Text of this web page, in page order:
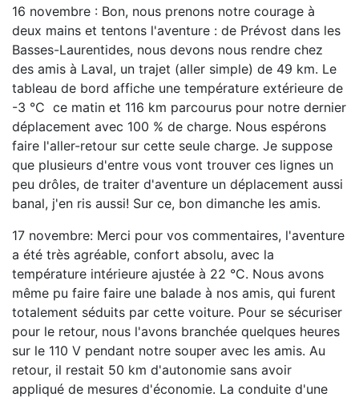
16 novembre : Bon, nous prenons notre courage à
deux mains et tentons l'aventure : de Prévost dans les
Basses-Laurentides, nous devons nous rendre chez
des amis à Laval, un trajet (aller simple) de 49 km. Le
tableau de bord affiche une température extérieure de
-3 °C ce matin et 116 km parcourus pour notre dernier
déplacement avec 100 % de charge. Nous espérons
faire l'aller-retour sur cette seule charge. Je suppose
que plusieurs d'entre vous vont trouver ces lignes un
peu drôles, de traiter d'aventure un déplacement aussi
banal, j'en ris aussi! Sur ce, bon dimanche les amis.
17 novembre: Merci pour vos commentaires, l'aventure
a été très agréable, confort absolu, avec la
température intérieure ajustée à 22 °C. Nous avons
même pu faire faire une balade à nos amis, qui furent
totalement séduits par cette voiture. Pour se sécuriser
pour le retour, nous l'avons branchée quelques heures
sur le 110 V pendant notre souper avec les amis. Au
retour, il restait 50 km d'autonomie sans avoir
appliqué de mesures d'économie. La conduite d'une